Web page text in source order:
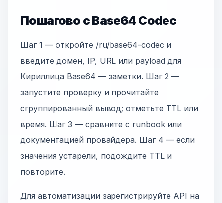
Пошагово с Base64 Codec
Шаг 1 — откройте /ru/base64-codec и
введите домен, IP, URL или payload для
Кириллица Base64 — заметки. Шаг 2 —
запустите проверку и прочитайте
сгруппированный вывод; отметьте TTL или
время. Шаг 3 — сравните с runbook или
документацией провайдера. Шаг 4 — если
значения устарели, подождите TTL и
повторите.
Для автоматизации зарегистрируйте API на